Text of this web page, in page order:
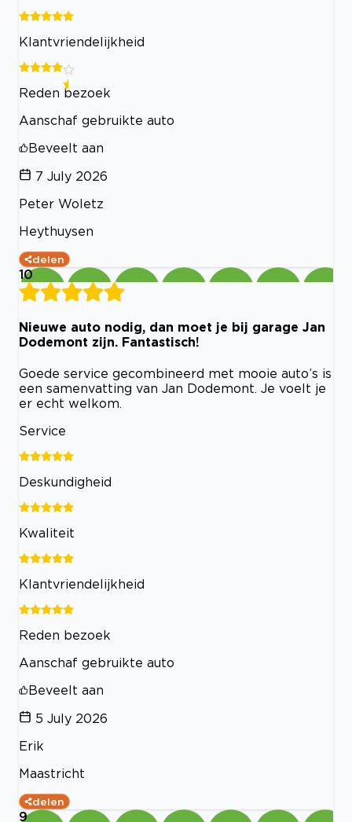
Klantvriendelijkheid
Reden bezoek
Aanschaf gebruikte auto
Beveelt aan
7 July 2026
Peter Woletz
Heythuysen
delen
10
Nieuwe auto nodig, dan moet je bij garage Jan
Dodemont zijn. Fantastisch!
Goede service gecombineerd met mooie auto’s is
een samenvatting van Jan Dodemont. Je voelt je
er echt welkom.
Service
Deskundigheid
Kwaliteit
Klantvriendelijkheid
Reden bezoek
Aanschaf gebruikte auto
Beveelt aan
5 July 2026
Erik
Maastricht
delen
9